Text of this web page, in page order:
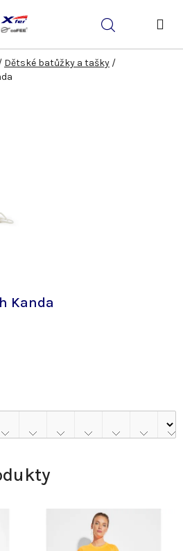
Hledat
Dětské batůžky a tašky /
Kanda